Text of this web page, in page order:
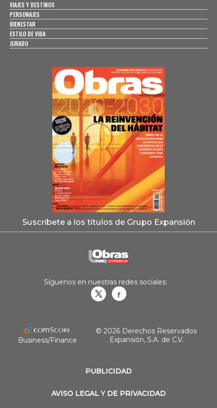
VIAJES Y DESTINOS
PERSONAJES
BIENESTAR
ESTILO DE VIDA
JURADO
Suscríbete a los títulos de Grupo Expansión
PUBLICIDAD
AVISO LEGAL Y DE PRIVACIDAD
Síguenos en nuestras redes sociales:
Business/Finance
© 2026 Derechos Reservados
Expansión, S.A. de C.V.